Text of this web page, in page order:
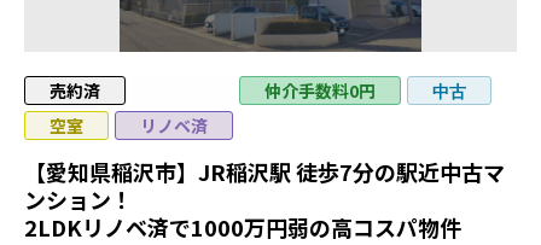
売約済 仲介手数料0円 中古
空室 リノベ済
【愛知県稲沢市】JR稲沢駅 徒歩7分の駅近中古マ
ンション！
2LDKリノベ済で1000万円弱の高コスパ物件